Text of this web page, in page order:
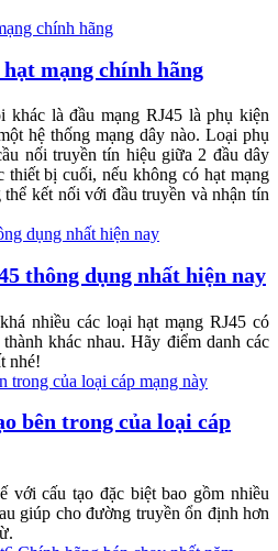
mạng chính hãng
khác là đầu mạng RJ45 là phụ kiện
hệ thống mạng dây nào. Loại phụ
nối truyền tín hiệu giữa 2 đầu dây
thiết bị cuối, nếu không có hạt mạng
kết nối với đầu truyền và nhận tín
thông dụng nhất hiện nay
nhiều các loại hạt mạng RJ45 có
khác nhau. Hãy điểm danh các
nhé!
bên trong của loại cáp
với cấu tạo đặc biệt bao gồm nhiều
giúp cho đường truyền ổn định hơn